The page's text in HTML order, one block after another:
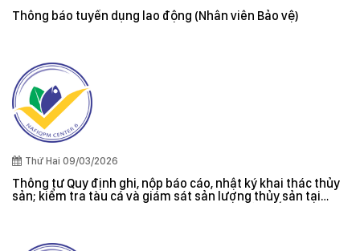
Thông báo tuyển dụng lao động (Nhân viên Bảo vệ)
Thứ Hai 09/03/2026
Thông tư Quy định ghi, nộp báo cáo, nhật ký khai thác thủy
sản; kiểm tra tàu cá và giám sát sản lượng thủy sản tại